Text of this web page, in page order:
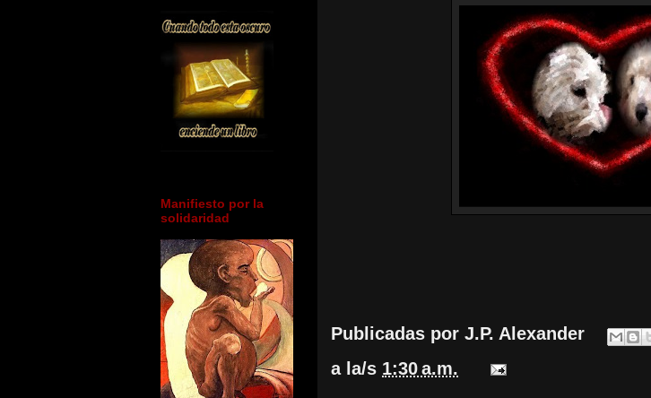
Publicadas por J.P. Alexander
a la/s 1:30 a.m.
Manifiesto por la
solidaridad